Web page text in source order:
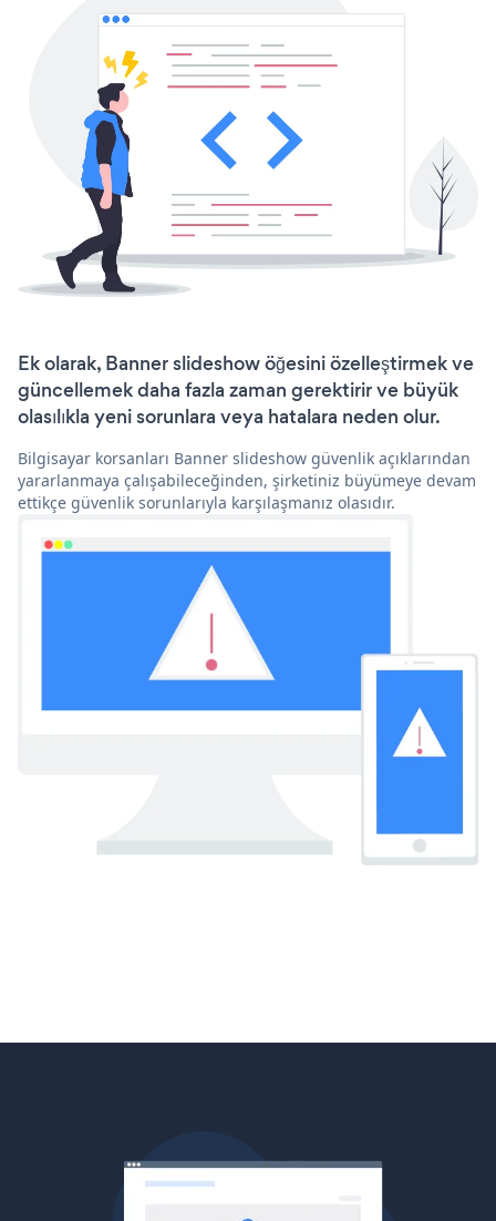
Ek olarak, Banner slideshow öğesini özelleştirmek ve
güncellemek daha fazla zaman gerektirir ve büyük
olasılıkla yeni sorunlara veya hatalara neden olur.
Bilgisayar korsanları Banner slideshow güvenlik açıklarından
yararlanmaya çalışabileceğinden, şirketiniz büyümeye devam
ettikçe güvenlik sorunlarıyla karşılaşmanız olasıdır.